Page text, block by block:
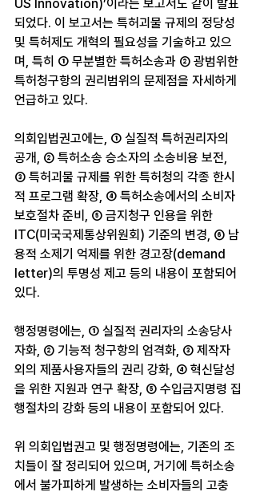
US Innovation)’이라는 보고서도 같이 발표
되었다. 이 보고서는 특허괴물 규제의 정당성
및 특허제도 개혁의 필요성을 기술하고 있으
며, 특히 ① 무분별한 특허소송과 ② 광범위한
특허청구항의 권리범위의 문제점을 자세하게
언급하고 있다.
의회입법권고에는, ① 실질적 특허권리자의
공개, ② 특허소송 승소자의 소송비용 보전,
③ 특허괴물 규제를 위한 특허청의 각종 한시
적 프로그램 확장, ④ 특허소송에서의 소비자
보호절차 준비, ⑤ 금지청구 인용을 위한
ITC(미국국제통상위원회) 기준의 변경, ⑥ 남
용적 소제기 억제를 위한 경고장(demand
letter)의 투명성 제고 등의 내용이 포함되어
있다.
행정명령에는, ① 실질적 권리자의 소송당사
자화, ② 기능적 청구항의 엄격화, ③ 제작자
외의 제품사용자들의 권리 강화, ④ 혁신달성
을 위한 지원과 연구 확장, ⑤ 수입금지명령 집
행절차의 강화 등의 내용이 포함되어 있다.
위 의회입법권고 및 행정명령에는, 기존의 조
치들이 잘 정리되어 있으며, 거기에 특허소송
에서 불가피하게 발생하는 소비자들의 고충